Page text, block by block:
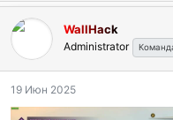
WallHack
Administrator
19 Июн 2025